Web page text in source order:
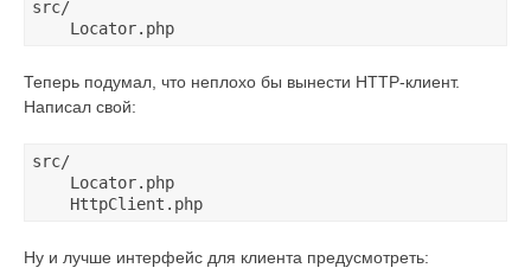
src/
Теперь подумал, что неплохо бы вынести HTTP-клиент.
Написал свой:
src/
    Locator.php
Ну и лучше интерфейс для клиента предусмотреть: